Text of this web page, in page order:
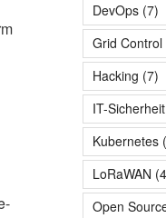
DevOps (7)
Grid Control
Hacking (7)
IT-Sicherheit
Kubernetes
LoRaWAN
Open